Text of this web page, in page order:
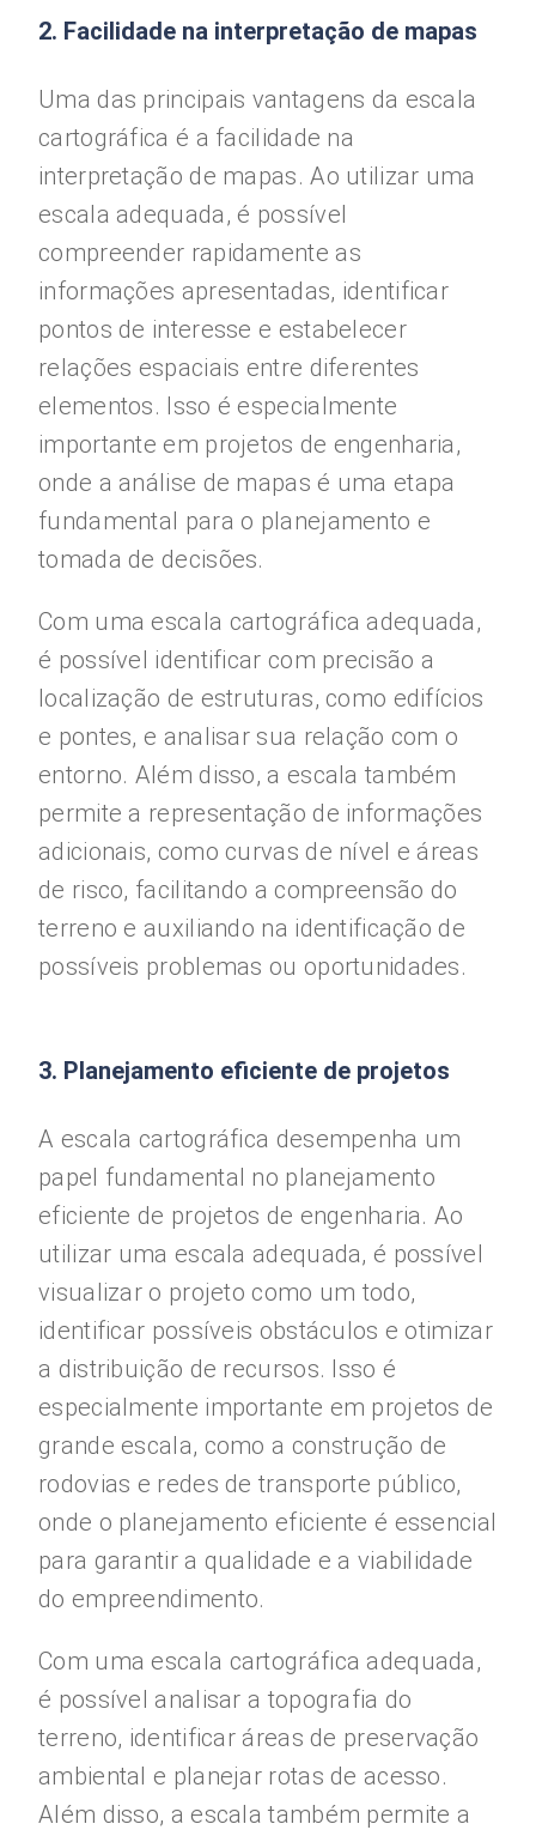
2. Facilidade na interpretação de mapas
Uma das principais vantagens da escala
cartográfica é a facilidade na
interpretação de mapas. Ao utilizar uma
escala adequada, é possível
compreender rapidamente as
informações apresentadas, identificar
pontos de interesse e estabelecer
relações espaciais entre diferentes
elementos. Isso é especialmente
importante em projetos de engenharia,
onde a análise de mapas é uma etapa
fundamental para o planejamento e
tomada de decisões.
Com uma escala cartográfica adequada,
é possível identificar com precisão a
localização de estruturas, como edifícios
e pontes, e analisar sua relação com o
entorno. Além disso, a escala também
permite a representação de informações
adicionais, como curvas de nível e áreas
de risco, facilitando a compreensão do
terreno e auxiliando na identificação de
possíveis problemas ou oportunidades.
3. Planejamento eficiente de projetos
A escala cartográfica desempenha um
papel fundamental no planejamento
eficiente de projetos de engenharia. Ao
utilizar uma escala adequada, é possível
visualizar o projeto como um todo,
identificar possíveis obstáculos e otimizar
a distribuição de recursos. Isso é
especialmente importante em projetos de
grande escala, como a construção de
rodovias e redes de transporte público,
onde o planejamento eficiente é essencial
para garantir a qualidade e a viabilidade
do empreendimento.
Com uma escala cartográfica adequada,
é possível analisar a topografia do
terreno, identificar áreas de preservação
ambiental e planejar rotas de acesso.
Além disso, a escala também permite a